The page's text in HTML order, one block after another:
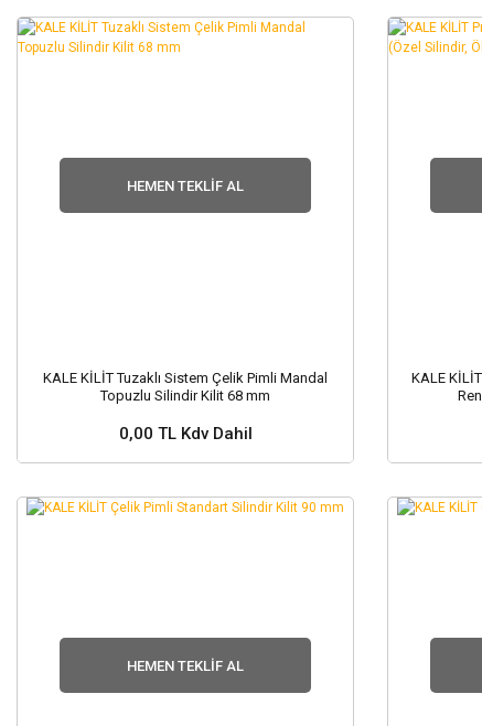
Stok ve Fiyat Sorunuz ?
HEMEN TEKLIF AL
KALE KİLİT Tuzaklı Sistem Çelik Pimli Mandal
Topuzlu Silindir Kilit 68 mm
0,00 TL Kdv Dahil
Stok ve Fiyat Sorunuz ?
KALE
HEMEN TEKLIF AL